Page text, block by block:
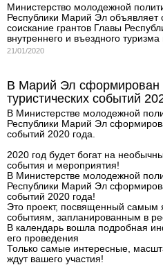
Министерство молодежной
Республики Марий Эл объявляет
соискание грантов Главы
внутреннего и въездного туризма
21/01/2020
В Марий Эл сформирован
туристических событий
В Министерстве молодежной
Республики Марий Эл
событий 2020 года.
2020 год будет богат на
события и мероприятия!
В Министерстве молодежной
Республики Марий Эл
событий 2020 года!
Это проект, посвященный самым
событиям, запланированным в
В календарь вошла подробная
его проведения
Только самые интересные,
ждут вашего участия!